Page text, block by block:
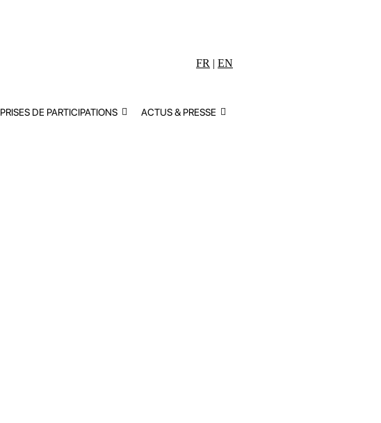
FR |EN
PRISES DE PARTICIPATIONS ACTUS & PRESSE